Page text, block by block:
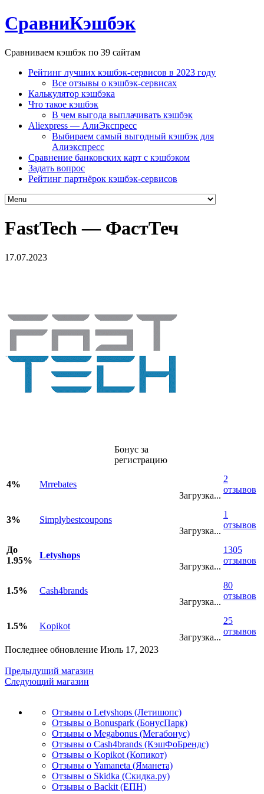
СравниКэшбэк
Сравниваем кэшбэк по 39 сайтам
Рейтинг лучших кэшбэк-сервисов в 2023 году
Все отзывы о кэшбэк-сервисах
Калькулятор кэшбэка
Что такое кэшбэк
В чем выгода выплачивать кэшбэк
Aliexpress — АлиЭкспресс
Выбираем самый выгодный кэшбэк для
Алиэкспресс
Сравнение банковских карт с кэшбэком
Задать вопрос
Рейтинг партнёрок кэшбэк-сервисов
FastTech — ФастТеч
17.07.2023
Бонус за
регистрацию
4%
Mrrebates
Загрузка...
2
отзывов
3%
Simplybestcoupons
Загрузка...
1
отзывов
До
1.95%
Letyshops
Загрузка...
1305
отзывов
1.5%
Cash4brands
Загрузка...
80
отзывов
1.5%
Kopikot
Загрузка...
25
отзывов
Последнее обновление Июль 17, 2023
Предыдущий магазин
Следующий магазин
Отзывы о Letyshops (Летишопс)
Отзывы о Bonuspark (БонусПарк)
Отзывы о Megabonus (Мегабонус)
Отзывы о Cash4brands (КэшФоБрендс)
Отзывы о Kopikot (Копикот)
Отзывы о Yamaneta (Яманета)
Отзывы о Skidka (Скидка.ру)
Отзывы о Backit (ЕПН)